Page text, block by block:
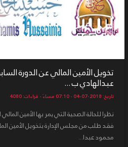
تخويل الأمين المالي عن الدورة
عبدالهادي ب ...
تاريخ: 2018-07-04 - 07:10 مساءً - قراءات: 4080
نظرا للحالة الصحية التي يمر بها الأمين
فقد طلب من مجلس الإدارة بتخويل الأمين
محمود عبدا...